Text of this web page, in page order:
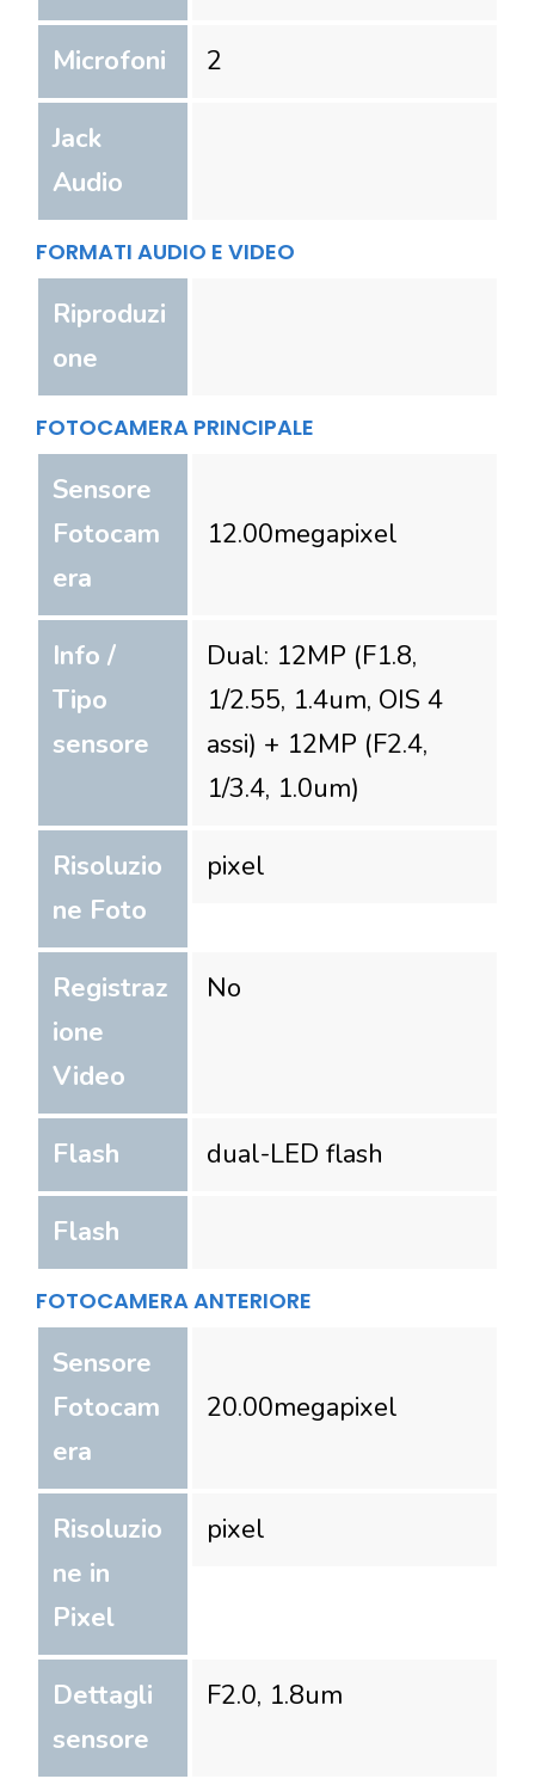
Microfoni 2
Jack
Audio
FORMATI AUDIO E VIDEO
Riproduzi
one
FOTOCAMERA PRINCIPALE
Sensore
Fotocam
era
12.00megapixel
Info /
Tipo
sensore
Dual: 12MP (F1.8,
1/2.55, 1.4um, OIS 4
assi) + 12MP (F2.4,
1/3.4, 1.0um)
Risoluzio
ne Foto
pixel
Registraz
ione
Video
No
Flash dual-LED flash
Flash
FOTOCAMERA ANTERIORE
Sensore
Fotocam
era
20.00megapixel
Risoluzio
ne in
Pixel
pixel
Dettagli
sensore
F2.0, 1.8um